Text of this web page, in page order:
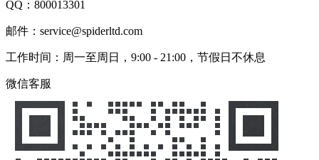
QQ： 800013301
邮件：service@spiderltd.com
工作时间：周一至周日，9:00 - 21:00，节假日不休息
微信客服